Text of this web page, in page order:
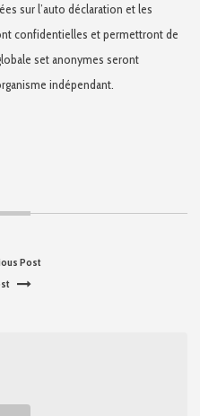
DES
DONNÉES.
sur l’auto déclaration et les
confidentielles et permettront de
set anonymes seront
indépendant.
PostPrevious
Next